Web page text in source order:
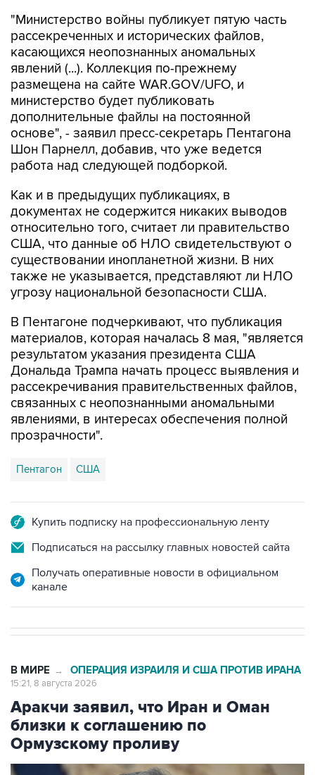
"Министерство войны публикует пятую часть
рассекреченных и исторических файлов,
касающихся неопознанных аномальных
явлений (...). Коллекция по-прежнему
размещена на сайте WAR.GOV/UFO, и
министерство будет публиковать
дополнительные файлы на постоянной
основе", - заявил пресс-секретарь Пентагона
Шон Парнелл, добавив, что уже ведется
работа над следующей подборкой.
Как и в предыдущих публикациях, в
документах не содержится никаких выводов
относительно того, считает ли правительство
США, что данные об НЛО свидетельствуют о
существовании инопланетной жизни. В них
также не указывается, представляют ли НЛО
угрозу национальной безопасности США.
В Пентагоне подчеркивают, что публикация
материалов, которая началась 8 мая, "является
результатом указания президента США
Дональда Трампа начать процесс выявления и
рассекречивания правительственных файлов,
связанных с неопознанными аномальными
явлениями, в интересах обеспечения полной
прозрачности".
Пентагон США
Купить подписку на профессиональную ленту
Подписаться на рассылку главных новостей сайта
Получать оперативные новости в официальном
канале
В МИРЕ → ОПЕРАЦИЯ ИЗРАИЛЯ И США ПРОТИВ ИРАНА
15:21, 8 августа 2026
Аракчи заявил, что Иран и Оман
близки к соглашению по
Ормузскому проливу